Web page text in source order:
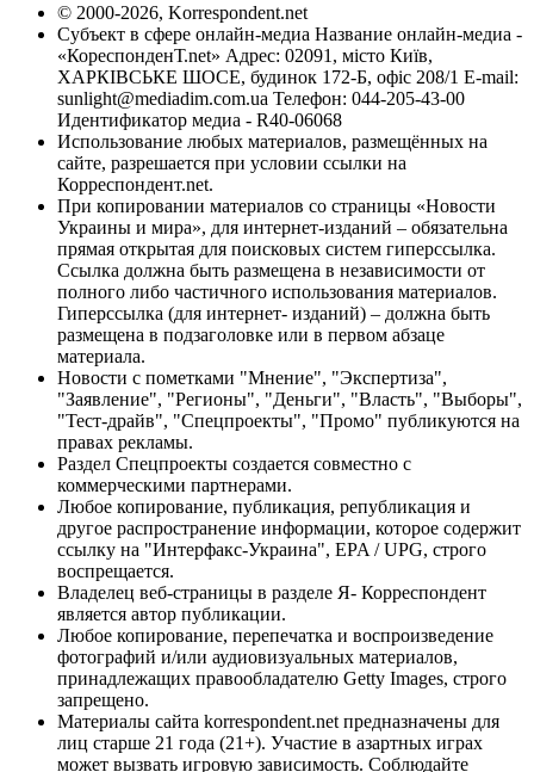
© 2000-2026, Korrespondent.net
Субъект в сфере онлайн-медиа Название онлайн-медиа -
«КореспонденТ.net» Адрес: 02091, місто Київ,
ХАРКІВСЬКЕ ШОСЕ, будинок 172-Б, офіс 208/1 E-mail:
sunlight@mediadim.com.ua Телефон: 044-205-43-00
Идентификатор медиа - R40-06068
Использование любых материалов, размещённых на
сайте, разрешается при условии ссылки на
Корреспондент.net.
При копировании материалов со страницы «Новости
Украины и мира», для интернет-изданий – обязательна
прямая открытая для поисковых систем гиперссылка.
Ссылка должна быть размещена в независимости от
полного либо частичного использования материалов.
Гиперссылка (для интернет- изданий) – должна быть
размещена в подзаголовке или в первом абзаце
материала.
Новости с пометками "Мнение", "Экспертиза",
"Заявление", "Регионы", "Деньги", "Власть", "Выборы",
"Тест-драйв", "Спецпроекты", "Промо" публикуются на
правах рекламы.
Раздел Спецпроекты создается совместно с
коммерческими партнерами.
Любое копирование, публикация, републикация и
другое распространение информации, которое содержит
ссылку на "Интерфакс-Украина", EPA / UPG, строго
воспрещается.
Владелец веб-страницы в разделе Я- Корреспондент
является автор публикации.
Любое копирование, перепечатка и воспроизведение
фотографий и/или аудиовизуальных материалов,
принадлежащих правообладателю Getty Images, строго
запрещено.
Материалы сайта korrespondent.net предназначены для
лиц старше 21 года (21+). Участие в азартных играх
может вызвать игровую зависимость. Соблюдайте